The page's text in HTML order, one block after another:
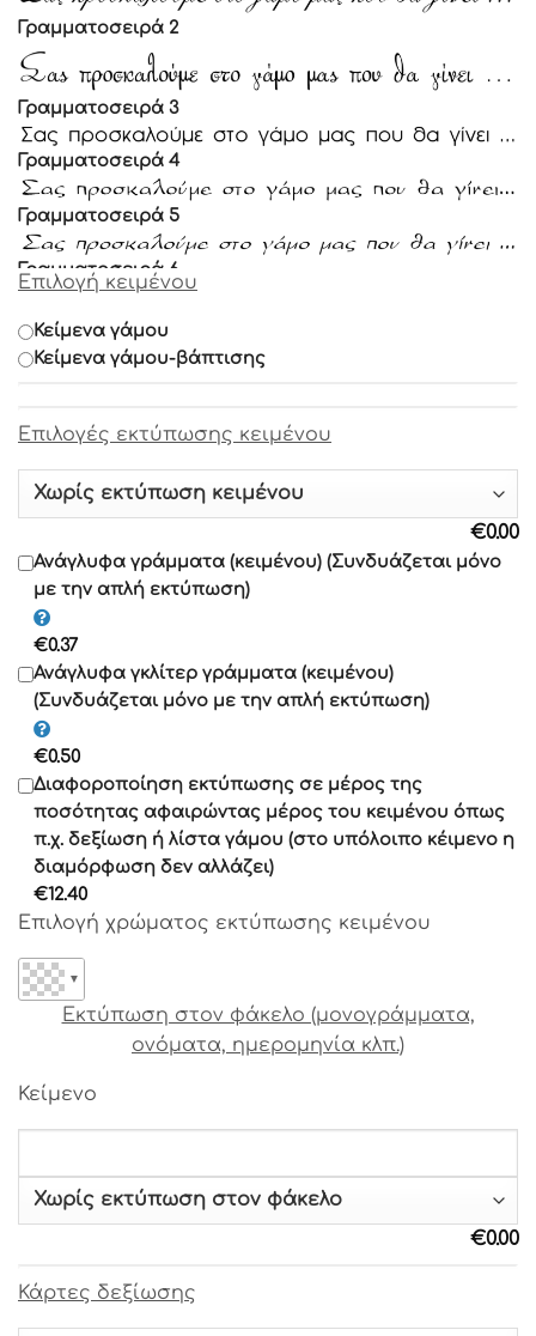
Γραμματοσειρά 2
Γραμματοσειρά 3
Γραμματοσειρά 4
Γραμματοσειρά 5
Γραμματοσειρά 6
Γραμματοσειρά 7
Γραμματοσειρά 9
Γραμματοσειρά 10
Γραμματοσειρά 11
Γραμματοσειρά 12
Γραμματοσειρά 13
Γραμματοσειρά 14
Γραμματοσειρά 15
Γραμματοσειρά 16
Γραμματοσειρά 17
Γραμματοσειρά 18
Γραμματοσειρά 19
Γραμματοσειρά 20
Γραμματοσειρά 21
Γραμματοσειρά 22
Γραμματοσειρά 23
Γραμματοσειρά 24
Γραμματοσειρά 26
Γραμματοσειρά 29
Γραμματοσειρά 30
Γραμματοσειρά 32
Επιλογή κειμένου
Κείμενα γάμου
Κείμενα γάμου-βάπτισης
Επιλογές εκτύπωσης κειμένου
€0.00
Ανάγλυφα γράμματα (κειμένου) (Συνδυάζεται μόνο
με την απλή εκτύπωση)
€0.37
Ανάγλυφα γκλίτερ γράμματα (κειμένου)
(Συνδυάζεται μόνο με την απλή εκτύπωση)
€0.50
Διαφοροποίηση εκτύπωσης σε μέρος της
ποσότητας αφαιρώντας μέρος του κειμένου όπως
π.χ. δεξίωση ή λίστα γάμου (στο υπόλοιπο κέιμενο η
διαμόρφωση δεν αλλάζει)
€12.40
Επιλογή χρώματος εκτύπωσης κειμένου
▼
Εκτύπωση στον φάκελο (μονογράμματα,
ονόματα, ημερομηνία κλπ.)
Κείμενο
€0.00
Κάρτες δεξίωσης